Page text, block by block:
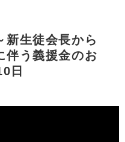
生徒会長から
伴う義援金のお
日